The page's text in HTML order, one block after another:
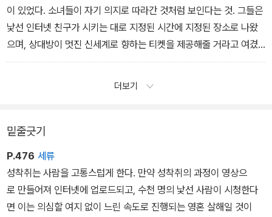
이 있었다. 소녀들이 자기 의지로 따라간 것처럼 보인다는 것. 그들은
낯선 인터넷 친구가 시키는 대로 지정된 시간에 지정된 장소로 나왔
으며, 상대방이 멋진 신세계로 향하는 티켓을 제공해줄 거라고 여겼
다. 그리고 자신들이 거대한 크루즈선의 갑판에 서서 뭍에 두고 온 사
더보기
밑줄긋기
P.476 세류
성착취는 사람을 고통스럽게 한다. 만약 성착취의 과정이 영상으
로 만들어져 인터넷에 업로드되고, 수천 명의 낯선 사람이 시청한다
면 이는 의심할 여지 없이 느린 속도로 진행되는 영혼 살해일 것이